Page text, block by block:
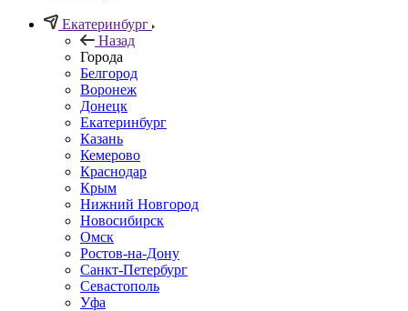
Екатеринбург
Назад
Города
Белгород
Воронеж
Донецк
Екатеринбург
Казань
Кемерово
Краснодар
Крым
Нижний Новгород
Новосибирск
Омск
Ростов-на-Дону
Санкт-Петербург
Севастополь
Уфа